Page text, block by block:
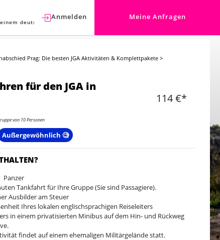
deutschen Berater sprechen.
Anmelden Meine Anfragen
Prag: Die besten JGA Aktivitäten & Komplettpakete >
für den JGA in
114 €*
von 10 Personen
Außergewöhnlich 🧐
Panzer
Tankfahrt für Ihre Gruppe (Sie sind Passagiere).
Ausbilder am Steuer
Ihres lokalen englischsprachigen Reiseleiters
in einem privatisierten Minibus auf dem Hin- und Rückweg
findet auf einem ehemaligen Militärgelände statt.